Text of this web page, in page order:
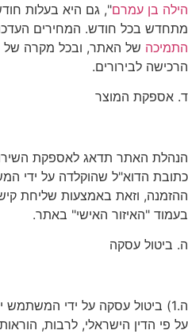
הילה בן עמרם
מתחדש בכל חודש. המחירים
התמיכה של האתר, ובכל מקרה של
הרכישה לבירורים.
ד. אספקת המוצר
הנהלת האתר תדאג לאספקת
כתובת הדוא"ל שהוקלדה על ידי
ההזמנה, וזאת באמצעות שליחת
בעמוד "האיזור האישי" באתר.
ה. ביטול עסקה
ה.1) ביטול עסקה על ידי
על פי הדין הישראלי, לרבות,